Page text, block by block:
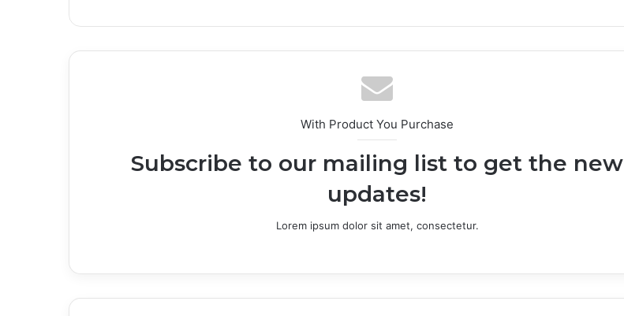
With Product You Purchase
Subscribe to our mailing list to get the new
updates!
Lorem ipsum dolor sit amet, consectetur.